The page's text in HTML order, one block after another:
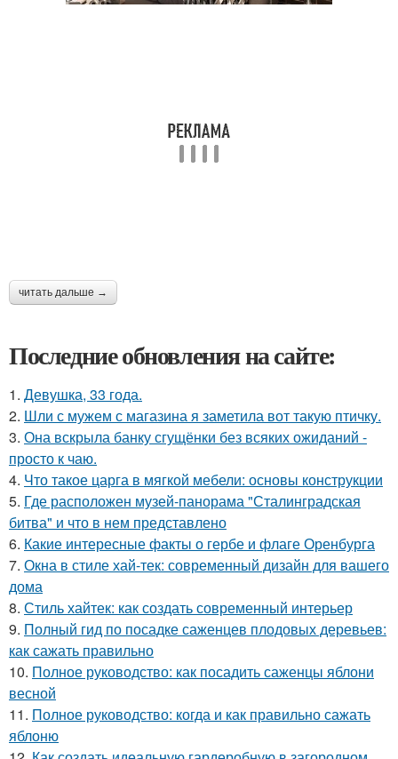
читать дальше →
Последние обновления на сайте:
1. Девушка, 33 года.
2. Шли с мужем с магазина я заметила вот такую птичку.
3. Она вскрыла банку сгущёнки без всяких ожиданий -
просто к чаю.
4. Что такое царга в мягкой мебели: основы конструкции
5. Где расположен музей-панорама "Сталинградская
битва" и что в нем представлено
6. Какие интересные факты о гербе и флаге Оренбурга
7. Окна в стиле хай-тек: современный дизайн для вашего
дома
8. Стиль хайтек: как создать современный интерьер
9. Полный гид по посадке саженцев плодовых деревьев:
как сажать правильно
10. Полное руководство: как посадить саженцы яблони
весной
11. Полное руководство: когда и как правильно сажать
яблоню